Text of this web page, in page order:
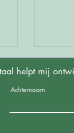
helpt mij
Achternaam